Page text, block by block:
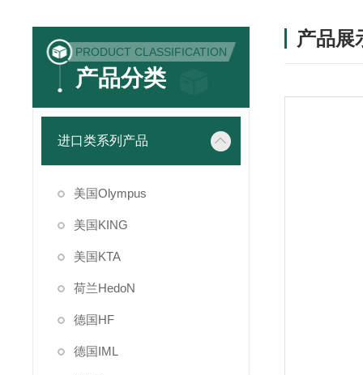
PRODUCT CLASSIFICATION
产品分类
进口类系列产品
美国Olympus
美国KING
美国KTA
荷兰HedoN
德国HF
德国IML
产品展